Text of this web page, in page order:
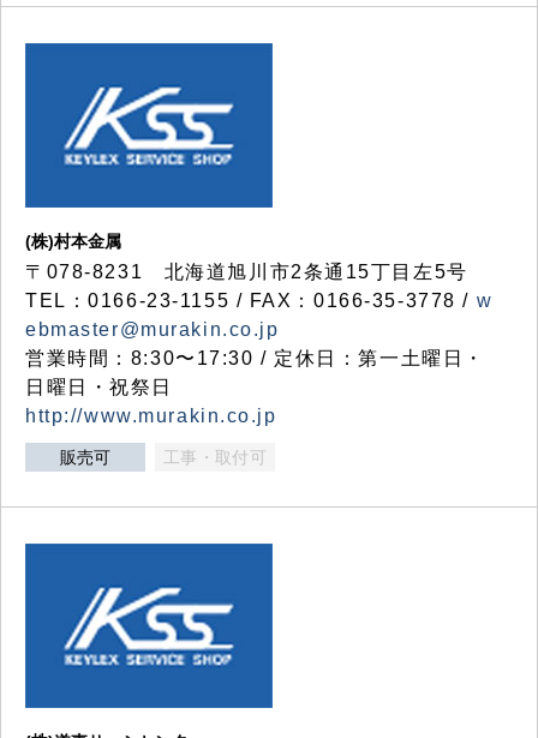
(株)村本金属
〒078-8231 北海道旭川市2条通15丁目左5号
TEL：0166-23-1155 / FAX：0166-35-3778 / w
ebmaster@murakin.co.jp
営業時間：8:30〜17:30 / 定休日：第一土曜日・
日曜日・祝祭日
http://www.murakin.co.jp
販売可 工事・取付可